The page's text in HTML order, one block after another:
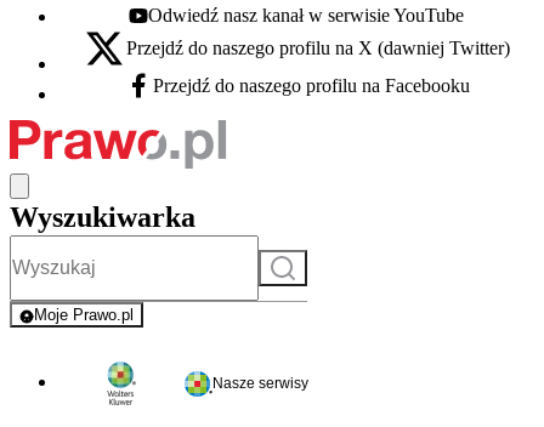
Youtube - otwiera się w nowej karcie
Odwiedź nasz kanał w serwisie YouTube
X - otwiera się w nowej karcie
Przejdź do naszego profilu na X (dawniej Twitter)
Facebook - otwiera się w nowej karcie
Przejdź do naszego profilu na Facebooku
Wyszukiwarka
Szukaj
Moje Prawo.pl
- rejestracja i logowanie do serwisu
Nasze serwisy